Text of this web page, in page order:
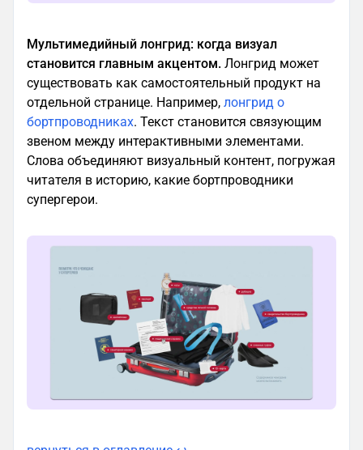
Мультимедийный лонгрид: когда визуал
становится главным акцентом. Лонгрид может
существовать как самостоятельный продукт на
отдельной странице. Например, лонгрид о
бортпроводниках. Текст становится связующим
звеном между интерактивными элементами.
Слова объединяют визуальный контент, погружая
читателя в историю, какие бортпроводники
супергерои.